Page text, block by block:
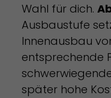
Wahl für dich.
Ausbaustufe
Innenausbau
entsprechende
später hohe